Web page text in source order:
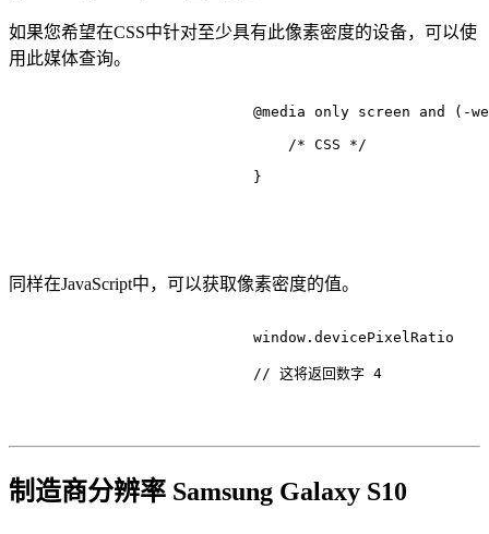
如果您希望在CSS中针对至少具有此像素密度的设备，可以使
用此媒体查询。
@media only screen and (-
/* CSS */
                            }
同样在JavaScript中，可以获取像素密度的值。
                            window.
devicePixelRatio
// 这将返回数字 4
制造商分辨率 Samsung Galaxy S10